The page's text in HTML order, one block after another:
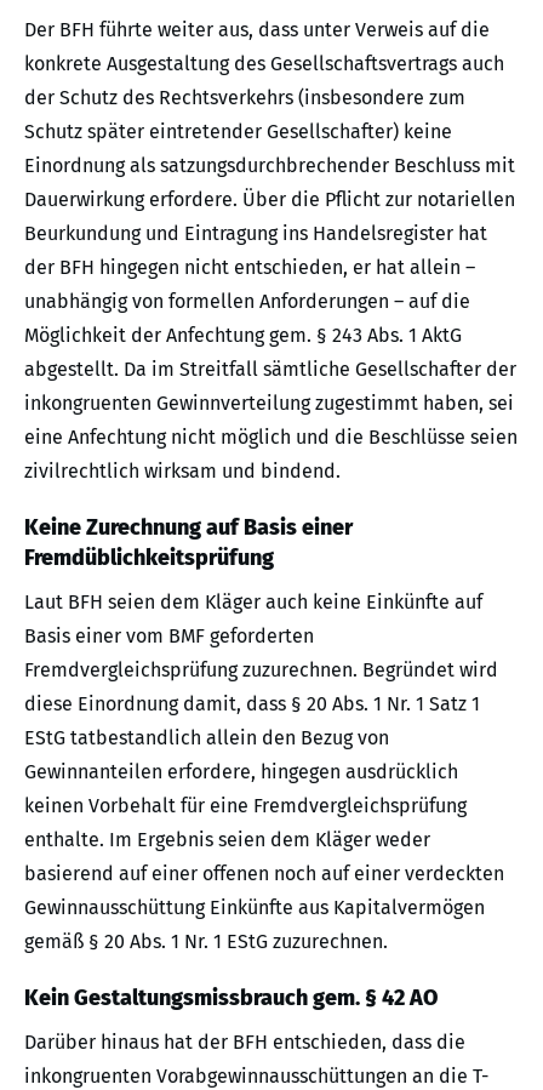
Der BFH führte weiter aus, dass unter Verweis auf die
konkrete Ausgestaltung des Gesellschaftsvertrags auch
der Schutz des Rechtsverkehrs (insbesondere zum
Schutz später eintretender Gesellschafter) keine
Einordnung als satzungsdurchbrechender Beschluss mit
Dauerwirkung erfordere. Über die Pflicht zur notariellen
Beurkundung und Eintragung ins Handelsregister hat
der BFH hingegen nicht entschieden, er hat allein –
unabhängig von formellen Anforderungen – auf die
Möglichkeit der Anfechtung gem. § 243 Abs. 1 AktG
abgestellt. Da im Streitfall sämtliche Gesellschafter der
inkongruenten Gewinnverteilung zugestimmt haben, sei
eine Anfechtung nicht möglich und die Beschlüsse seien
zivilrechtlich wirksam und bindend.
Keine Zurechnung auf Basis einer
Fremdüblichkeitsprüfung
Laut BFH seien dem Kläger auch keine Einkünfte auf
Basis einer vom BMF geforderten
Fremdvergleichsprüfung zuzurechnen. Begründet wird
diese Einordnung damit, dass § 20 Abs. 1 Nr. 1 Satz 1
EStG tatbestandlich allein den Bezug von
Gewinnanteilen erfordere, hingegen ausdrücklich
keinen Vorbehalt für eine Fremdvergleichsprüfung
enthalte. Im Ergebnis seien dem Kläger weder
basierend auf einer offenen noch auf einer verdeckten
Gewinnausschüttung Einkünfte aus Kapitalvermögen
gemäß § 20 Abs. 1 Nr. 1 EStG zuzurechnen.
Kein Gestaltungsmissbrauch gem. § 42 AO
Darüber hinaus hat der BFH entschieden, dass die
inkongruenten Vorabgewinnausschüttungen an die T-